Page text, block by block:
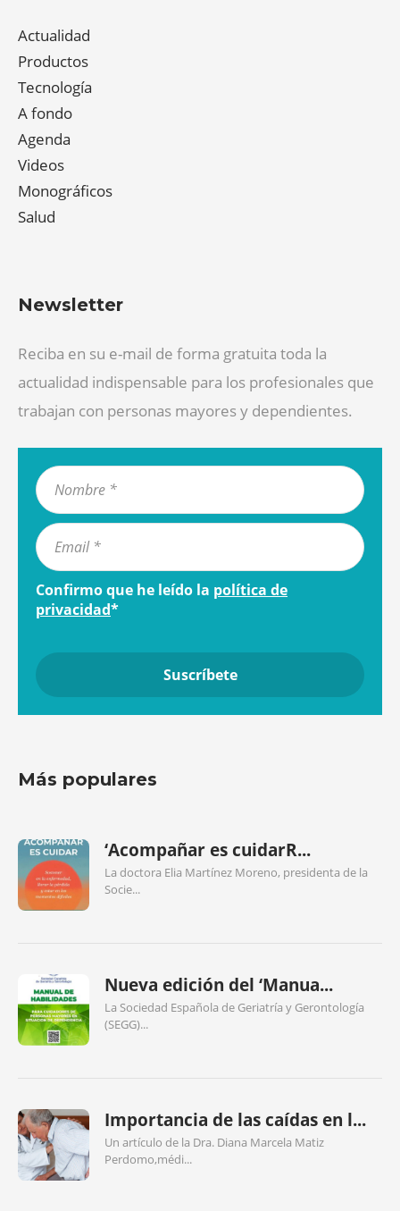
Actualidad
Productos
Tecnología
A fondo
Agenda
Videos
Monográficos
Salud
Newsletter
Reciba en su e-mail de forma gratuita toda la
actualidad indispensable para los profesionales que
trabajan con personas mayores y dependientes.
Confirmo que he leído la política de
privacidad*
Más populares
‘Acompañar es cuidarR...
La doctora Elia Martínez Moreno, presidenta de la
Socie...
Nueva edición del ‘Manua...
La Sociedad Española de Geriatría y Gerontología
(SEGG)...
Importancia de las caídas en l...
Un artículo de la Dra. Diana Marcela Matiz
Perdomo,médi...